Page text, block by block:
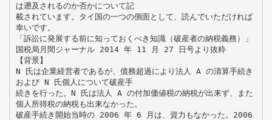
は遡及されるのか否かについて記
載されています。タイ国の一つの側面として、読んでいただければ
幸いです。
「訴訟に発展する前に知っておくべき知識（破産者の納税義務）」
国税局月間ジャーナル 2014 年 11 月 27 日号より抜粋
【背景】
N 氏は企業経営者であるが、債務超過により法人 A の清算手続き
および N 氏個人について破産手
続きを行った。N 氏は法人 A の付加価値税の納税が出来ず、また
個人所得税の納税も出来なかった。
破産手続き開始当時の 2006 年 6 月は、資力もなかった。2006